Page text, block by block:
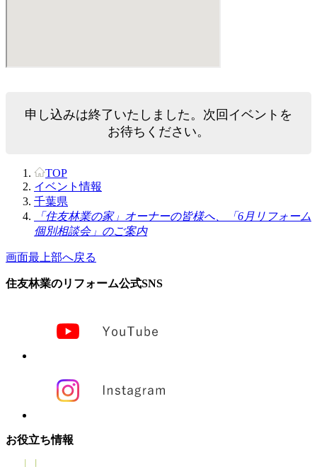
申し込みは終了いたしました。次回イベントを
お待ちください。
TOP
イベント情報
千葉県
「住友林業の家」オーナーの皆様へ、「6月リフォーム
個別相談会」のご案内
画面最上部へ戻る
住友林業のリフォーム公式SNS
お役立ち情報